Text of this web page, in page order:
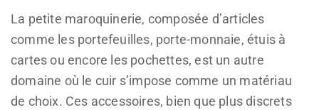
La petite maroquinerie, composée d’articles
comme les portefeuilles, porte-monnaie, étuis à
cartes ou encore les pochettes, est un autre
domaine où le cuir s’impose comme un matériau
de choix. Ces accessoires, bien que plus discrets